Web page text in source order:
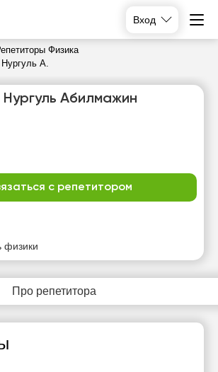
Вход
Физика
Нургуль А.
Нургуль Абилмажин
с репетитором
физики
Про репетитора
пт
сб
Нет
свободных